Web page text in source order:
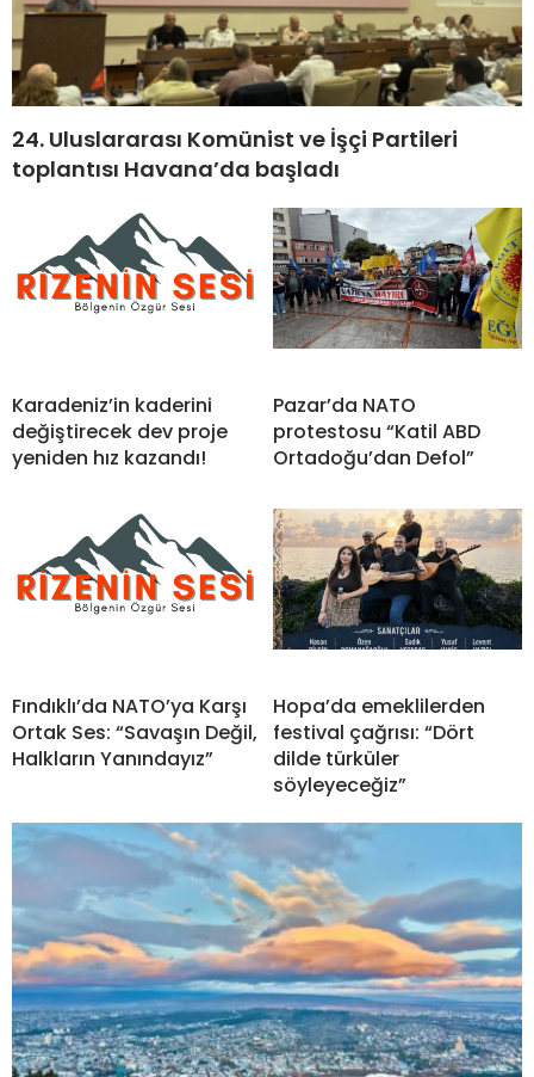
24. Uluslararası Komünist ve İşçi Partileri
toplantısı Havana’da başladı
Karadeniz’in kaderini
değiştirecek dev proje
yeniden hız kazandı!
Pazar’da NATO
protestosu “Katil ABD
Ortadoğu’dan Defol”
Fındıklı’da NATO’ya Karşı
Ortak Ses: “Savaşın Değil,
Halkların Yanındayız”
Hopa’da emeklilerden
festival çağrısı: “Dört
dilde türküler
söyleyeceğiz”